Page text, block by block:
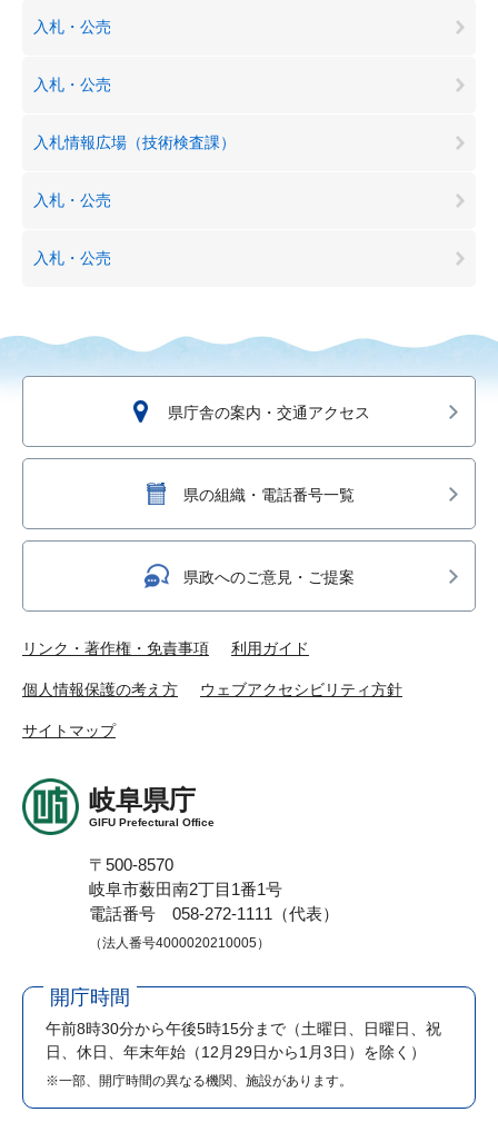
入札・公売
入札・公売
入札情報広場（技術検査課）
入札・公売
入札・公売
県庁舎の案内・交通アクセス
県の組織・電話番号一覧
県政へのご意見・ご提案
リンク・著作権・免責事項 利用ガイド
個人情報保護の考え方 ウェブアクセシビリティ方針
サイトマップ
岐阜県庁
GIFU Prefectural Office
〒500-8570
岐阜市薮田南2丁目1番1号
電話番号 058-272-1111（代表）
（法人番号4000020210005）
開庁時間
午前8時30分から午後5時15分まで （土曜日、日曜日、祝
日、休日、年末年始（12月29日から1月3日）を除く）
※一部、開庁時間の異なる機関、施設があります。